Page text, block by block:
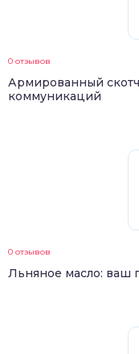
0 отзывов
Армированный
коммуникаций
0 отзывов
Льняное масло: ваш